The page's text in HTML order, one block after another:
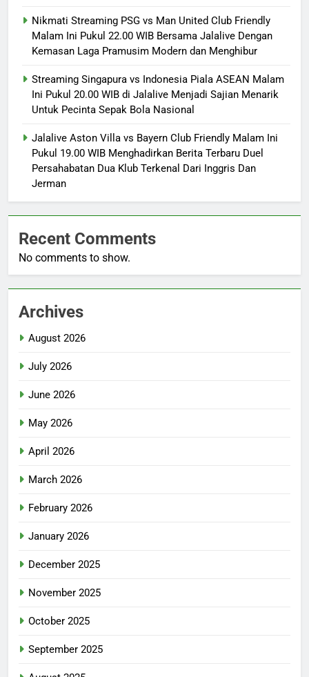
Nikmati Streaming PSG vs Man United Club Friendly
Malam Ini Pukul 22.00 WIB Bersama Jalalive Dengan
Kemasan Laga Pramusim Modern dan Menghibur
Streaming Singapura vs Indonesia Piala ASEAN Malam
Ini Pukul 20.00 WIB di Jalalive Menjadi Sajian Menarik
Untuk Pecinta Sepak Bola Nasional
Jalalive Aston Villa vs Bayern Club Friendly Malam Ini
Pukul 19.00 WIB Menghadirkan Berita Terbaru Duel
Persahabatan Dua Klub Terkenal Dari Inggris Dan
Jerman
Recent Comments
No comments to show.
Archives
August 2026
July 2026
June 2026
May 2026
April 2026
March 2026
February 2026
January 2026
December 2025
November 2025
October 2025
September 2025